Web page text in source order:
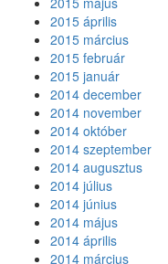
2015 április
2015 március
2015 február
2015 január
2014 december
2014 november
2014 október
2014 szeptember
2014 augusztus
2014 július
2014 június
2014 május
2014 április
2014 március